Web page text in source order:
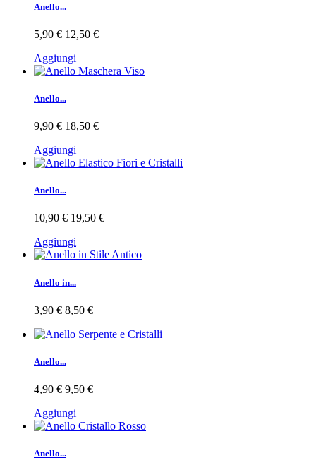
Anello...
5,90 € 12,50 €
Aggiungi
Anello...
9,90 € 18,50 €
Aggiungi
Anello...
10,90 € 19,50 €
Aggiungi
Anello in...
3,90 € 8,50 €
Anello...
4,90 € 9,50 €
Aggiungi
Anello...